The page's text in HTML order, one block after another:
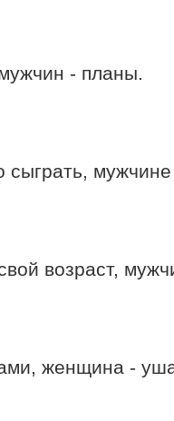
- планы.
мужчине
возраст,
женщина -